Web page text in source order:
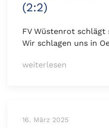
(2:2)
FV Wüstenrot schlägt
Wir schlagen uns in
weiterlesen
16. März 2025